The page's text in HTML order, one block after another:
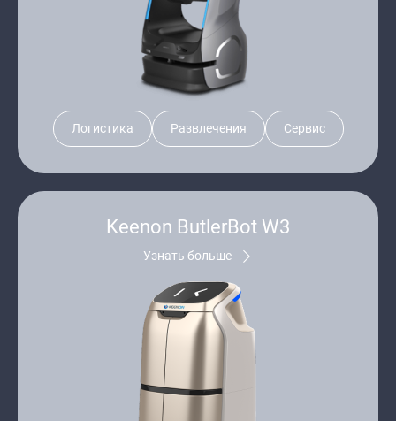
Логистика Развлечения Сервис
Keenon ButlerBot W3
Узнать больше